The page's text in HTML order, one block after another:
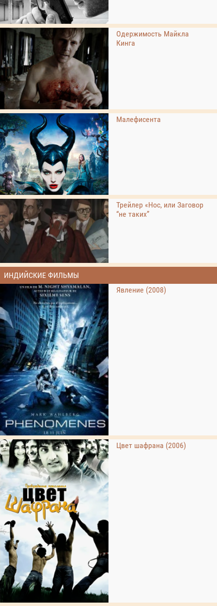
Одержимость Майкла
Кинга
Малефисента
Трейлер «Нос, или Заговор
“не таких”
ИНДИЙСКИЕ ФИЛЬМЫ
Явление (2008)
Цвет шафрана (2006)